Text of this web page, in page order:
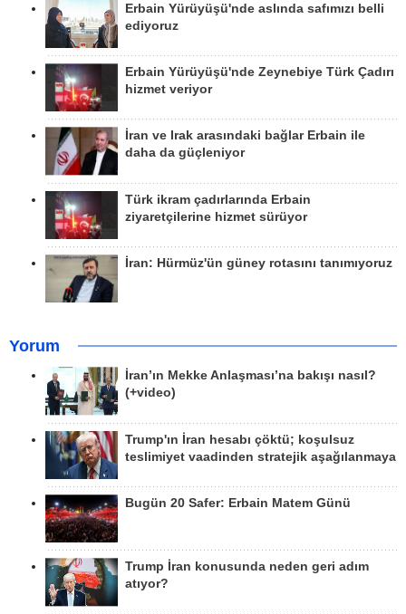
Erbain Yürüyüşü'nde aslında safımızı belli
ediyoruz
Erbain Yürüyüşü'nde Zeynebiye Türk Çadırı
hizmet veriyor
İran ve Irak arasındaki bağlar Erbain ile
daha da güçleniyor
Türk ikram çadırlarında Erbain
ziyaretçilerine hizmet sürüyor
İran: Hürmüz'ün güney rotasını tanımıyoruz
Yorum
İran’ın Mekke Anlaşması’na bakışı nasıl?
(+video)
Trump'ın İran hesabı çöktü; koşulsuz
teslimiyet vaadinden stratejik aşağılanmaya
Bugün 20 Safer: Erbain Matem Günü
Trump İran konusunda neden geri adım
atıyor?